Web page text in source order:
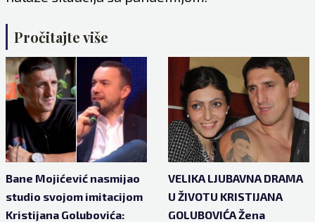
Pročitajte više
Bane Mojićević nasmijao
studio svojom imitacijom
Kristijana Golubovića:
VELIKA LJUBAVNA DRAMA
U ŽIVOTU KRISTIJANA
GOLUBOVIĆA Žena